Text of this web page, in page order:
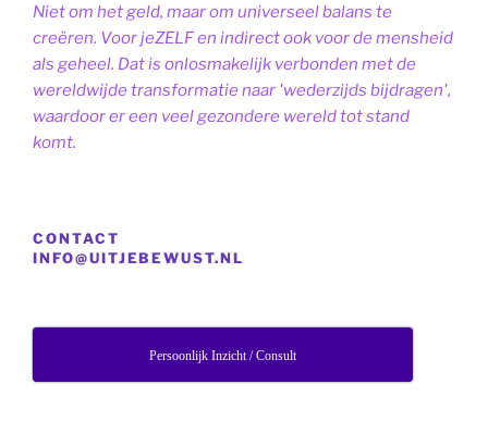
Niet om het geld, maar om universeel balans te
creëren. Voor jeZELF en indirect ook voor de mensheid
als geheel. Dat is onlosmakelijk verbonden met de
wereldwijde transformatie naar 'wederzijds bijdragen',
waardoor er een veel gezondere wereld tot stand
komt.
CONTACT
INFO@UITJEBEWUST.NL
Persoonlijk Inzicht / Consult